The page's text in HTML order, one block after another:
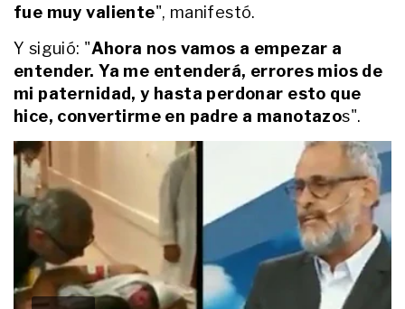
fue muy valiente", manifestó.
Y siguió: "Ahora nos vamos a empezar a
entender. Ya me entenderá, errores mios de
mi paternidad, y hasta perdonar esto que
hice, convertirme en padre a manotazos".
ENTRETENIMIENTO
habló del revuelo tras presentar a
su novio y dijo cómo reaccionó él
ENTRETENIMIENTO
José María Muscari y su hijo Lucio
se entrevistan mano a mano en el
Día del Padre y cuentan su
historia: "Sentimos que éramos
familia desde el primer día"
ENTRETENIMIENTO
Stephanie Demner será mamá
nuevamente: el tierno posteo con
Guido Pella y Arianna sosteniendo
la ecografía